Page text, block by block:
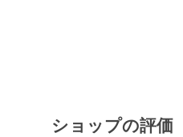
ショップの評価